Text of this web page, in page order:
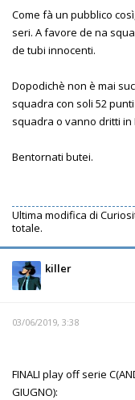
Come fà un pubblico
seri. A favore de na
de tubi innocenti.
Dopodichè non è mai
squadra con soli 52
squadra o vanno dritti
Bentornati butei.
Ultima modifica di
totale.
killer
03/06/2019, 3:38
FINALI play off serie
GIUGNO):